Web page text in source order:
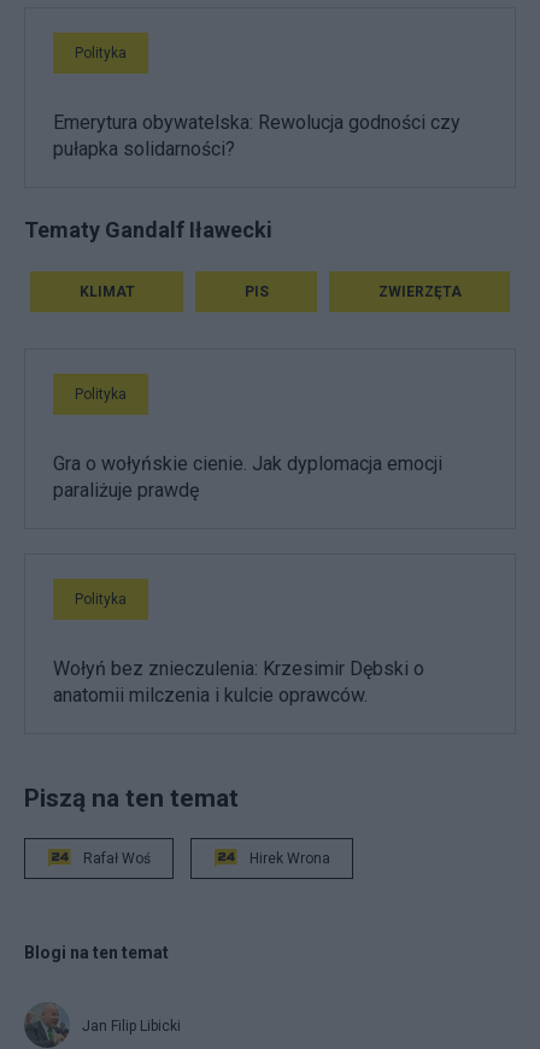
Polityka
Emerytura obywatelska: Rewolucja godności czy
pułapka solidarności?
Tematy Gandalf Iławecki
KLIMAT PIS ZWIERZĘTA
Polityka
Gra o wołyńskie cienie. Jak dyplomacja emocji
paraliżuje prawdę
Polityka
Wołyń bez znieczulenia: Krzesimir Dębski o
anatomii milczenia i kulcie oprawców.
Piszą na ten temat
Rafał Woś Hirek Wrona
Blogi na ten temat
Jan Filip Libicki